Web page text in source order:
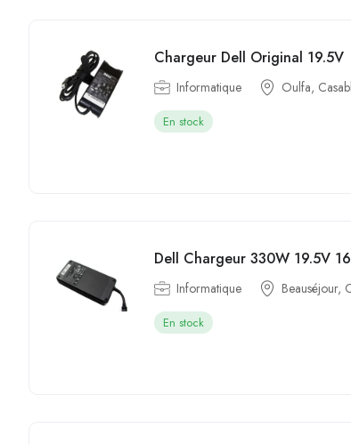
Chargeur Dell Original 19.5V
Informatique Oulfa,
En stock
Informatique Beauséjour,
En stock